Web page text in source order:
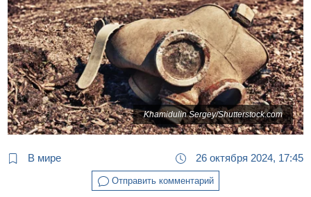
Khamidulin Sergey/Shutterstock.com
В мире 26 октября 2024, 17:45
Отправить комментарий